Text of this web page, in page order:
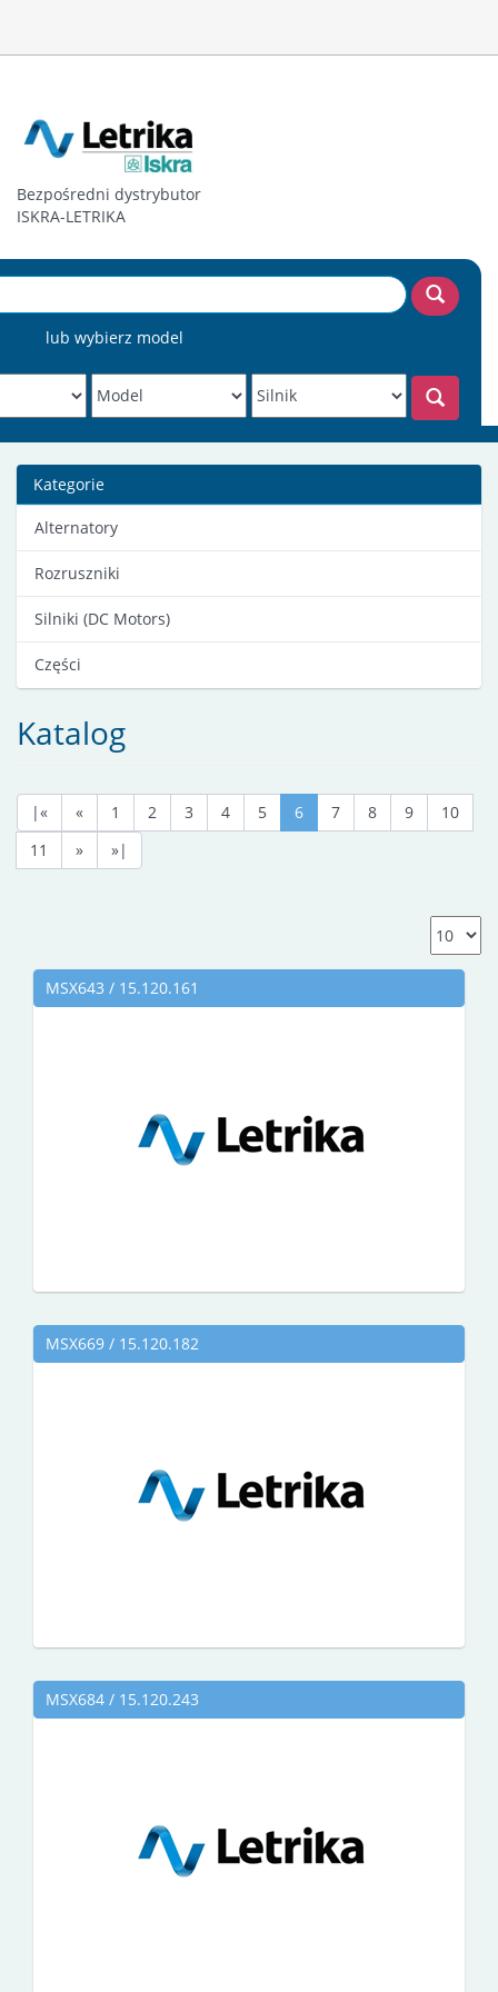
Bezpośredni dystrybutor
ISKRA-LETRIKA
lub wybierz model
Kategorie
Alternatory
Rozruszniki
Silniki (DC Motors)
Części
Katalog
|« « 1 2 3 4 5 6 7 8 9
10
11
» »|
MSX643 / 15.120.161
MSX669 / 15.120.182
MSX684 / 15.120.243